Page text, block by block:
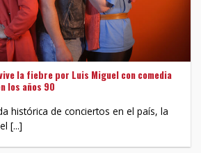
la fiebre por Luis Miguel con comedia
los años 90
histórica de conciertos en el país, la
[...]